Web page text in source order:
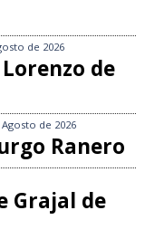
de 2026
de
de 2026
Ranero
Grajal de